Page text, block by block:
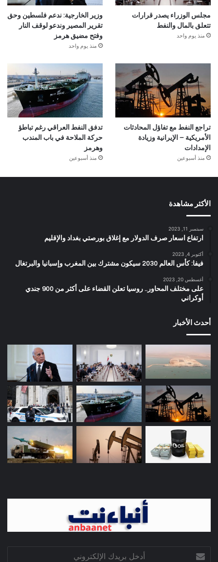
مجلس الوزراء يصدر قرارات
تتعلق بالمال والنفط
منذ يوم واحد
وزير الخارجية: ندعم فلسطين وحق
تقرير المصير وندعو لوقف النار
وفتح مضيق هرمز
منذ يوم واحد
تراجع النفط مع تفاؤل المحادثات
الأمريكية – الإيرانية وزيادة
الإمدادات
منذ أسبوعين
تدفق النفط العراقي رغم تباطؤ
حركة الملاحة في باب المندب
وهرمز
منذ أسبوعين
الأكثر مشاهدة
سبتمبر 11, 2023
ارتفاع اسعار صرف الدولار مع إغلاق بورصتي بغداد والإقليم
أكتوبر 4, 2023
فيفا: كأس العالم 2030 سيكون مشترك بين المغرب وإسبانيا والبرتغال
أغسطس 20, 2023
على مختلف المحاور.. روسيا تعلن القضاء على أكثر من 900 جندي
أوكراني
أحدث الأخبار